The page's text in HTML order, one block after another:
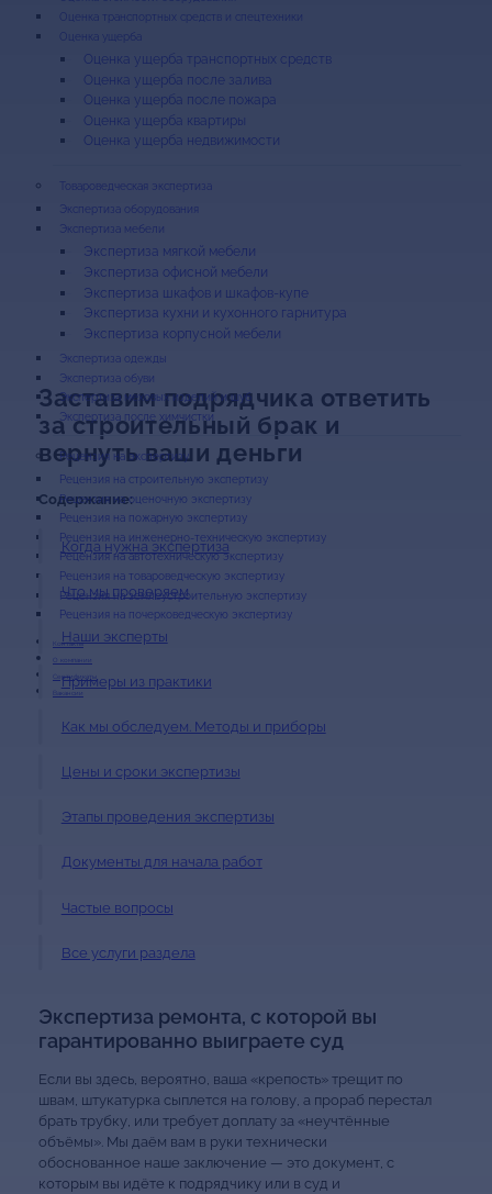
Оценка транспортных средств и спецтехники
Оценка ущерба
Оценка ущерба транспортных средств
Оценка ущерба после залива
Оценка ущерба после пожара
Оценка ущерба квартиры
Оценка ущерба недвижимости
Экспертиза оборудования
Экспертиза мебели
Экспертиза мягкой мебели
Экспертиза офисной мебели
Экспертиза шкафов и шкафов-купе
Экспертиза кухни и кухонного гарнитура
Экспертиза корпусной мебели
Экспертиза одежды
Экспертиза обуви
Экспертиза меховых изделий и шуб
Экспертиза после химчистки
Рецензия на строительную экспертизу
Рецензия на оценочную экспертизу
Рецензия на пожарную экспертизу
Рецензия на инженерно-техническую экспертизу
Рецензия на автотехническую экспертизу
Рецензия на товароведческую экспертизу
Рецензия на землеустроительную экспертизу
Рецензия на почерковедческую экспертизу
Контакты
О компании
Сертификаты
Вакансии
Заставим подрядчика ответить
за строительный брак и
вернуть ваши деньги
Содержание:
Когда нужна экспертиза
Что мы проверяем
Наши эксперты
Примеры из практики
Как мы обследуем. Методы и приборы
Цены и сроки экспертизы
Этапы проведения экспертизы
Документы для начала работ
Частые вопросы
Все услуги раздела
Экспертиза ремонта, с которой вы
гарантированно выиграете суд
Если вы здесь, вероятно, ваша «крепость» трещит по
швам, штукатурка сыплется на голову, а прораб перестал
брать трубку, или требует доплату за «неучтённые
объёмы». Мы даём вам в руки технически
обоснованное наше заключение — это документ, с
которым вы идёте к подрядчику или в суд и